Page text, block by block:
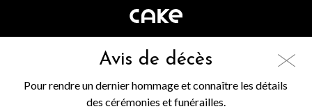
Avis de décès
Pour rendre un dernier hommage et connaître les détails
des cérémonies et funérailles.